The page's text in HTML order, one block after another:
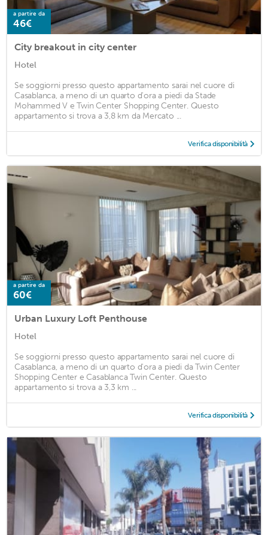
a partire da
46€
City breakout in city center
Hotel
Se soggiorni presso questo appartamento sarai nel cuore di
Casablanca, a meno di un quarto d'ora a piedi da Stade
Mohammed V e Twin Center Shopping Center. Questo
appartamento si trova a 3,8 km da Mercato ...
Verifica disponibilità
a partire da
60€
Urban Luxury Loft Penthouse
Hotel
Se soggiorni presso questo appartamento sarai nel cuore di
Casablanca, a meno di un quarto d'ora a piedi da Twin Center
Shopping Center e Casablanca Twin Center. Questo
appartamento si trova a 3,3 km ...
Verifica disponibilità